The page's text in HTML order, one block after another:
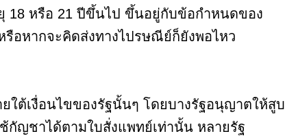
18 หรือ 21 ปีขึ้นไป ขึ้นอยู่กับข้อกำหนดของ
อหากจะคิดส่งทางไปรษณีย์ก็ยังพอไหว
ต้เงื่อนไขของรัฐนั้นๆ โดยบางรัฐอนุญาตให้สูบ
กัญชาได้ตามใบสั่งแพทย์เท่านั้น หลายรัฐ